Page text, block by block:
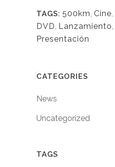
TAGS: 500km, Cine,
DVD, Lanzamiento,
Presentación
CATEGORIES
News
Uncategorized
TAGS